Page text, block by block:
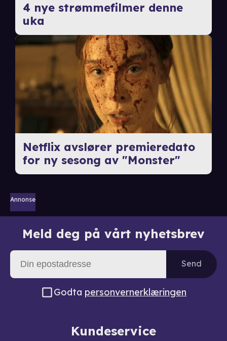
4 nye strømmefilmer denne
uka
Netflix avslører premieredato
for ny sesong av "Monster"
Annonse
Meld deg på vårt nyhetsbrev
Send
Godta personvernerklæringen
Kundeservice